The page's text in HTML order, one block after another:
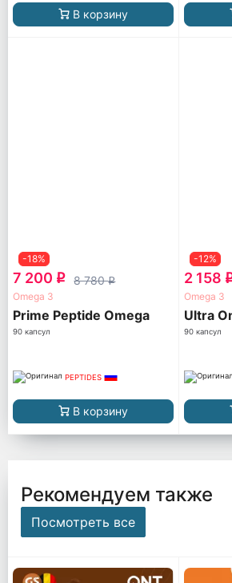
В корзину
-18%
7 200 q 8 780q
Omega 3
Prime Peptide Omega
90 капсул
PEPTIDES
В корзину
-12%
2 158
Omega 3
Ultra
90 капсул
Рекомендуем также
Посмотреть все